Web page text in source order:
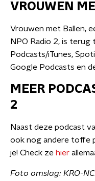
VROUWEN
Vrouwen met Ballen,
NPO Radio 2, is terug
Podcasts/iTunes,
Google Podcasts en
MEER
2
Naast deze podcast
ook nog andere toffe
je! Check ze hier
Foto omslag: KRO-